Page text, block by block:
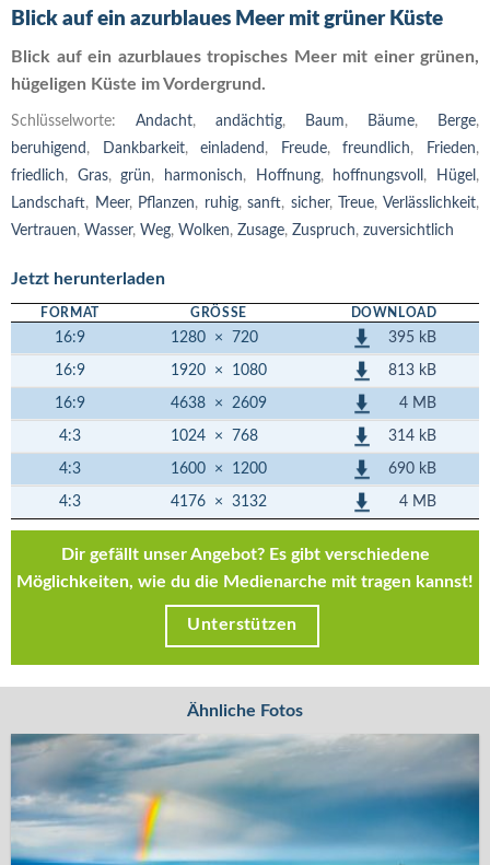
Blick auf ein azurblaues Meer mit grüner Küste
Blick auf ein azurblaues tropisches Meer mit einer grünen,
hügeligen Küste im Vordergrund.
Schlüsselworte: Andacht, andächtig, Baum, Bäume, Berge,
beruhigend , Dankbarkeit,einladend , Freude,freundlich, Frieden,
friedlich, Gras,grün, harmonisch, Hoffnung, hoffnungsvoll , Hügel ,
Landschaft, Meer, Pflanzen, ruhig,sanft, sicher,Treue,Verlässlichkeit,
Vertrauen, Wasser, Weg, Wolken, Zusage, Zuspruch, zuversichtlich
Jetzt herunterladen
FORMAT GRÖSSE DOWNLOAD
16:9 1280 × 720 395 kB
16:9 1920 × 1080 813 kB
16:9 4638 × 2609 4 MB
4:3 1024 × 768 314 kB
4:3 1600 × 1200 690 kB
4:3 4176 × 3132 4 MB
Dir gefällt unser Angebot? Es gibt verschiedene
Möglichkeiten, wie du die Medienarche mit tragen kannst!
Unterstützen
Ähnliche Fotos